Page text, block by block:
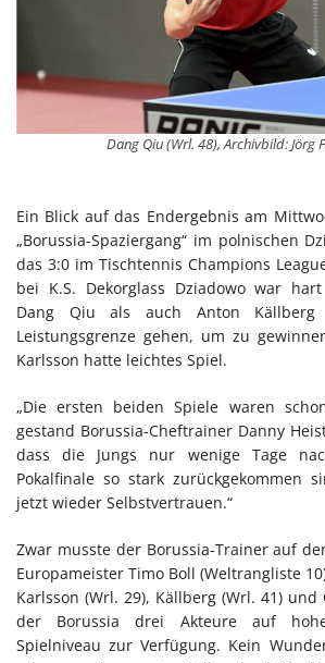
Dang Qiu (Wrl. 48), Archivbild: Jörg
Ein Blick auf das Endergebnis am
„Borussia-Spaziergang“ im polnischen
das 3:0 im Tischtennis Champions
bei K.S. Dekorglass Dziadowo war
Dang Qiu als auch Anton
Leistungsgrenze gehen, um zu
Karlsson hatte leichtes Spiel.
„Die ersten beiden Spiele waren
gestand Borussia-Cheftrainer Danny
dass die Jungs nur wenige Tage
Pokalfinale so stark zurückgekommen
jetzt wieder Selbstvertrauen.“
Zwar musste der Borussia-Trainer auf
Europameister Timo Boll (Weltrangliste
Karlsson (Wrl. 29), Källberg (Wrl. 41) und
der Borussia drei Akteure auf
Spielniveau zur Verfügung. Kein